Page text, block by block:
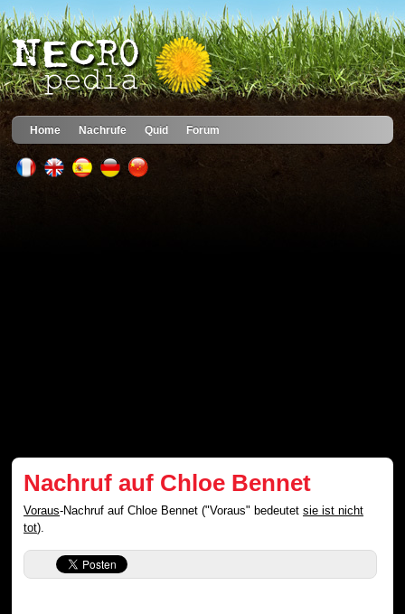
Home Nachrufe Quid Forum
Nachruf auf Chloe Bennet
Voraus-Nachruf auf Chloe Bennet ("Voraus" bedeutetsie ist nicht
tot).